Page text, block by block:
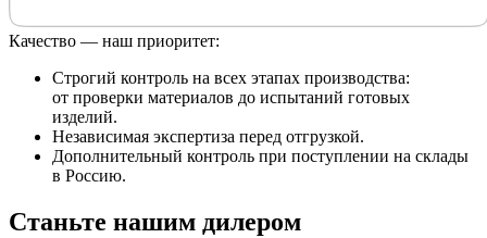
Качество — наш приоритет:
Строгий контроль на всех этапах производства:
от проверки материалов до испытаний готовых
изделий.
Независимая экспертиза перед отгрузкой.
Дополнительный контроль при поступлении на склады
в Россию.
Станьте нашим дилером